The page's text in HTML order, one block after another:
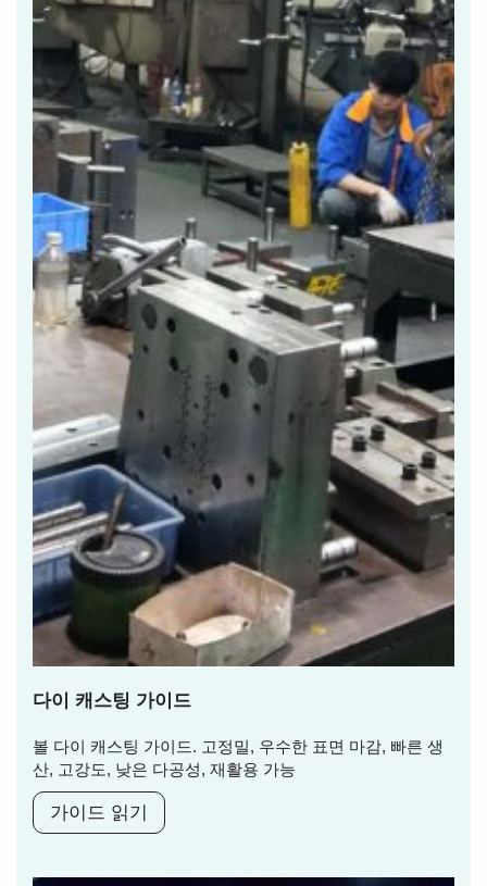
다이 캐스팅 가이드
볼 다이 캐스팅 가이드. 고정밀, 우수한 표면 마감, 빠른 생
산, 고강도, 낮은 다공성, 재활용 가능
가이드 읽기